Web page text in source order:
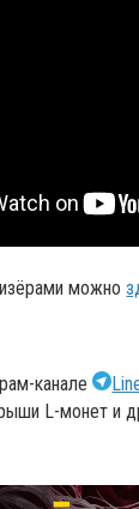
можно
канале
L-монет и